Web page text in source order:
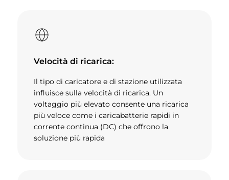
Velocità di ricarica:
Il tipo di caricatore e di stazione utilizzata
influisce sulla velocità di ricarica. Un
voltaggio più elevato consente una ricarica
più veloce come i caricabatterie rapidi in
corrente continua (DC) che offrono la
soluzione più rapida